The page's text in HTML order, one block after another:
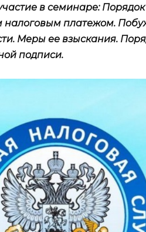
в семинаре:
налоговым платежом.
Меры ее взыскания.
подписи.